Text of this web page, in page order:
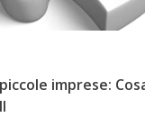
imprese: